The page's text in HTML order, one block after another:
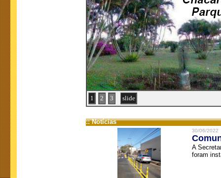
1 2 3 slide
:: Notícias
30/06/2022
A
foram